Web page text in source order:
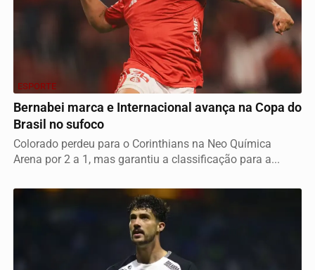
ESPORTE
Bernabei marca e Internacional avança na Copa do
Brasil no sufoco
Colorado perdeu para o Corinthians na Neo Química
Arena por 2 a 1, mas garantiu a classificação para a...